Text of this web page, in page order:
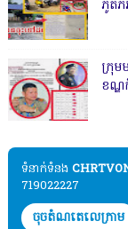
ភូតភ
ក្រុម
ខណ្ឌ
ទំនាក់ទំនង​​
719022227
ចុចតំណតេលេក្រាម